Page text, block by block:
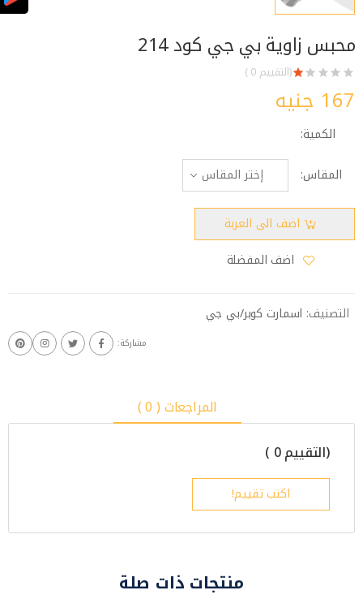
محبس زاوية بي جي كود 214
(التقييم 0 )
167 جنيه
الكمية:
المقاس:
اضف الى العربة
اضف المفضلة
التصنيف: اسمارت كوبر/بي جي
مشاركة:
المراجعات ( 0 )
(التقييم 0 )
اكتب تقييم!
منتجات ذات صلة